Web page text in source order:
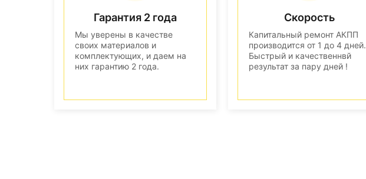
Гарантия 2 года
Мы уверены в качестве
своих материалов и
комплектующих, и даем на
них гарантию 2 года.
Скорость
Капитальный ремонт АКПП
производится от 1 до 4 дней.
Быстрый и качественнвй
результат за пару дней !